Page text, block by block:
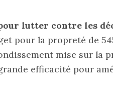
lutter contre les
pour la propreté de
mise sur la
efficacité pour